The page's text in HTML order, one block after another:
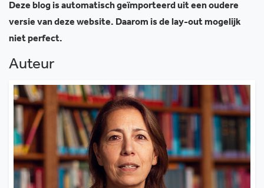
Deze blog is automatisch geïmporteerd uit een oudere
versie van deze website. Daarom is de lay-out mogelijk
niet perfect.
Auteur